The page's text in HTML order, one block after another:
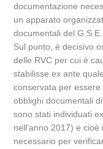
documentazione
un apparato
documentali del G.S.E.
Sul punto, è decisivo
delle RVC per cui è
stabilisse ex ante
conservata per
obblighi documentali
sono stati individuati
nell’anno 2017) e
necessario per